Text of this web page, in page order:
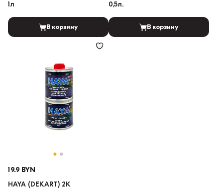
1л
В корзину
0,5л.
В корзину
19.9 BYN
HAYA (DEKART) 2K